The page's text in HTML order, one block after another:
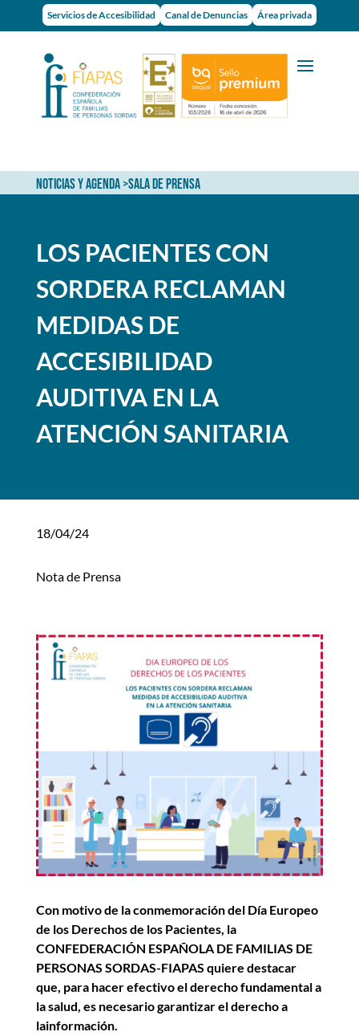
Servicios de Accesibilidad Canal de Denuncias Área privada
NOTICIAS Y AGENDA>SALA DE PRENSA
LOS PACIENTES CON
SORDERA RECLAMAN
MEDIDAS DE
ACCESIBILIDAD
AUDITIVA EN LA
ATENCIÓN SANITARIA
18/04/24
Nota de Prensa
Con motivo de la conmemoración del Día Europeo
de los Derechos de los Pacientes, la
CONFEDERACIÓN ESPAÑOLA DE FAMILIAS DE
PERSONAS SORDAS-FIAPAS quiere destacar
que, para hacer efectivo el derecho fundamental a
la salud, es necesario garantizar el derechoa
lainformación.